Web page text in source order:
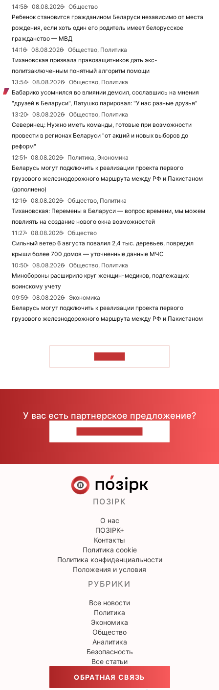
14:58
08.08.2026
Общество
Ребенок становится гражданином Беларуси независимо от места
рождения, если хоть один его родитель имеет белорусское
гражданство — МВД
14:16
08.08.2026
Общество, Политика
Тихановская призвала правозащитников дать экс-
политзаключенным понятный алгоритм помощи
13:54
08.08.2026
Общество, Политика
Бабарико усомнился во влиянии демсил, сославшись на мнения
"друзей в Беларуси", Латушко парировал: "У нас разные друзья"
13:20
08.08.2026
Общество, Политика
Северинец: Нужно иметь команды, готовые при возможности
провести в регионах Беларуси "от акций и новых выборов до
реформ"
12:51
08.08.2026
Политика, Экономика
Беларусь могут подключить к реализации проекта первого
грузового железнодорожного маршрута между РФ и Пакистаном
(дополнено)
12:16
08.08.2026
Общество, Политика
Тихановская: Перемены в Беларуси — вопрос времени, мы можем
повлиять на создание нового окна возможностей
11:27
08.08.2026
Общество
Сильный ветер 6 августа повалил 2,4 тыс. деревьев, повредил
крыши более 700 домов — уточненные данные МЧС
10:50
08.08.2026
Общество, Политика
Минобороны расширило круг женщин-медиков, подлежащих
воинскому учету
09:59
08.08.2026
Экономика
Беларусь могут подключить к реализации проекта первого
грузового железнодорожного маршрута между РФ и Пакистаном
У вас есть партнерское предложение?
ПОЗІРК
О нас
ПОЗІРК+
Контакты
Политика cookie
Политика конфиденциальности
Положения и условия
РУБРИКИ
Все новости
Политика
Экономика
Общество
Аналитика
Безопасность
Все статьи
ОБРАТНАЯ СВЯЗЬ